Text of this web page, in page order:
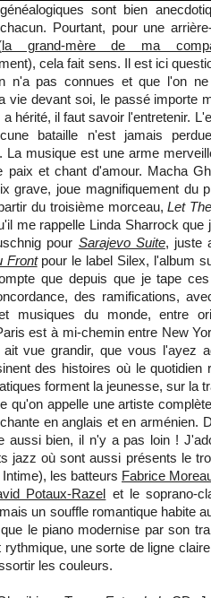
sont bien
Pourtant, pour une
la grand-mère de ma
cela fait sens. Il est ici
n'a pas connues et que l'on
vie devant soi, le passé importe
a hérité, il faut savoir l'entretenir.
bataille n'est jamais
La musique est une arme
paix et chant d'amour. Macha
grave, joue magnifiquement du
du troisième morceau,Let
me rappelle Linda Sharrock que
pour Sarajevo Suite, juste
Frontpour le label Silex, l'album
que depuis que je tape
des ramifications,
musiques du monde, entre
est à mi-chemin entre New
vue grandir, que vous l'ayez
des histoires où le
forment la jeunesse, sur la
qu'on appelle une artiste
en anglais et en arménien.
aussi bien, il n'y a pas loin !
jazz où sont aussi présents le
les batteurs Fabrice
Potaux-Razel et le soprano-
un souffle romantique habite
le piano modernise par son
rythmique, une sorte de ligne
les couleurs.